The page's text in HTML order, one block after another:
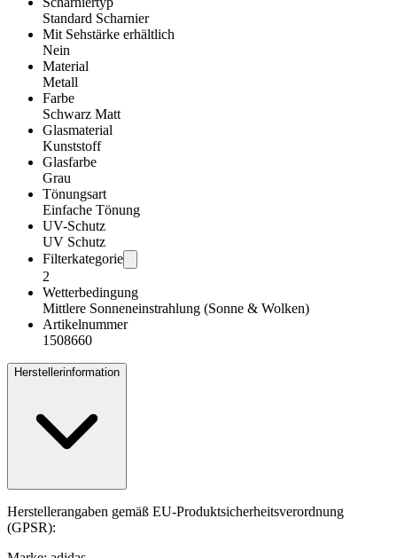
Standard Scharnier
Mit Sehstärke erhältlich
Nein
Material
Metall
Farbe
Schwarz Matt
Glasmaterial
Kunststoff
Glasfarbe
Grau
Tönungsart
Einfache Tönung
UV-Schutz
UV Schutz
Filterkategorie
2
Wetterbedingung
Mittlere Sonneneinstrahlung (Sonne & Wolken)
Artikelnummer
1508660
Herstellerinformation
Herstellerangaben gemäß EU-Produktsicherheitsverordnung
(GPSR):